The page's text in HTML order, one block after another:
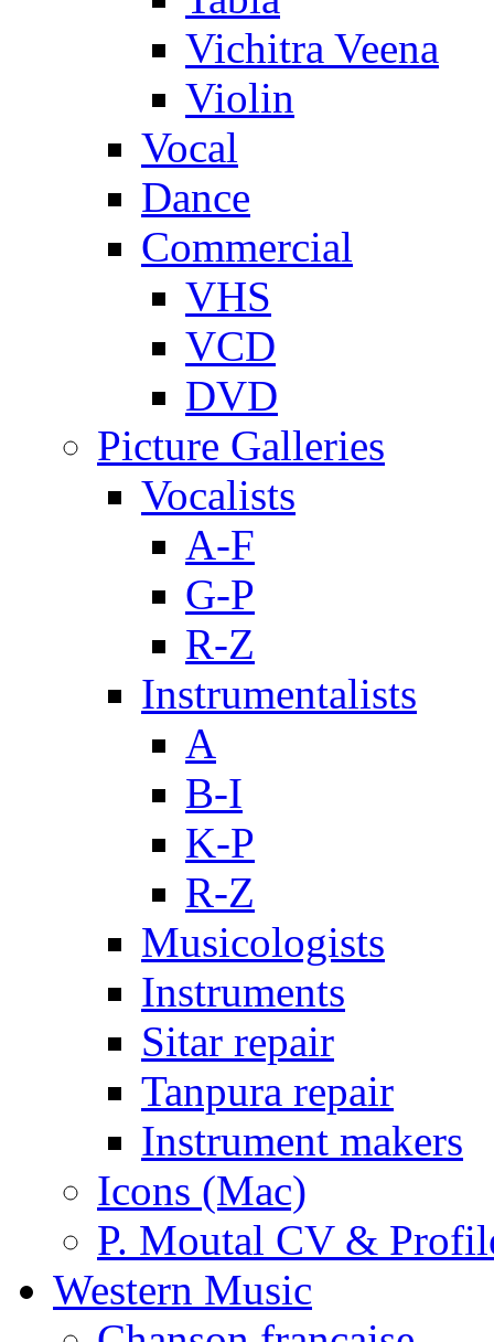
Vichitra Veena
Violin
Vocal
Dance
Commercial
VHS
VCD
DVD
Picture Galleries
Vocalists
A-F
G-P
R-Z
Instrumentalists
A
B-I
K-P
R-Z
Musicologists
Instruments
Sitar repair
Tanpura repair
Instrument makers
Icons (Mac)
P. Moutal CV &
Western Music